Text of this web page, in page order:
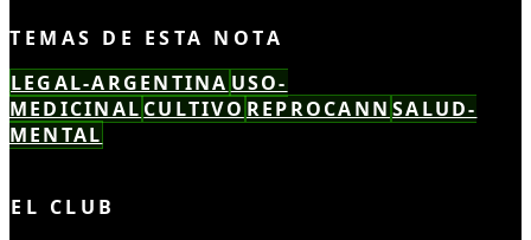
TEMAS DE ESTA NOTA
LEGAL-ARGENTINA USO-
MEDICINAL CULTIVO REPROCANN SALUD-
MENTAL
EL CLUB